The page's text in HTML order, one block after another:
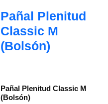
Pañal Plenitud
Classic M
(Bolsón)
Pañal Plenitud Classic M
(Bolsón)